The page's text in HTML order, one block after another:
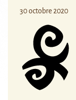
30 octobre 2020